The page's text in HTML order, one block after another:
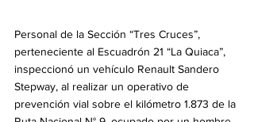
Personal de la Sección “Tres Cruces”,
perteneciente al Escuadrón 21 “La Quiaca”,
inspeccionó un vehículo Renault Sandero
Stepway, al realizar un operativo de
prevención vial sobre el kilómetro 1.873 de la